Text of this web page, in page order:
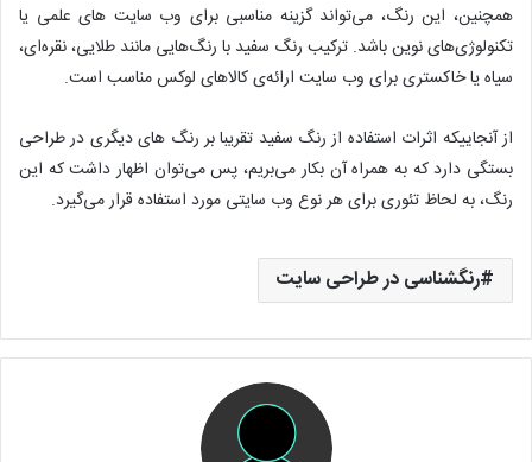
همچنین، این رنگ، می‌تواند گزینه مناسبی برای وب سایت های علمی یا
تکنولوژی‌های نوین باشد. ترکیب رنگ سفید با رنگ‌هایی مانند طلایی، نقره‌ای،
سیاه یا خاکستری برای وب سایت ارائه‌ی کالاهای لوکس مناسب است.
از آنجاییکه اثرات استفاده از رنگ سفید تقریبا بر رنگ های دیگری در طراحی
بستگی دارد که به همراه آن بکار می‌بریم، پس می‌توان اظهار داشت که این
رنگ، به لحاظ تئوری برای هر نوع وب سایتی مورد استفاده قرار می‌گیرد.
رنگشناسی در طراحی سایت